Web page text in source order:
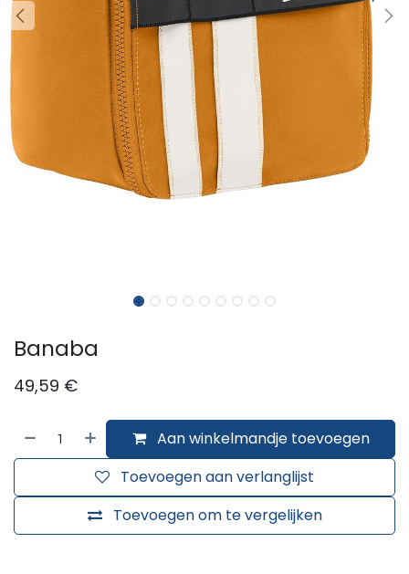
Banaba
49,59 €
Aan winkelmandje toevoegen
Toevoegen om te vergelijken
Toevoegen aan verlanglijst